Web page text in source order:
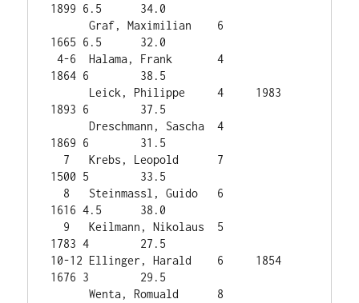
1899 6.5      34.0
      Graf, Maximilian    6
1665 6.5      32.0
4-6  Halama, Frank       4
1864 6        38.5
1893 6        37.5
      Dreschmann, Sascha  4
1869 6        31.5
1500 5        33.5
1616 4.5      38.0
1783 4        27.5
10-12 Ellinger, Harald    6     1854
1676 3        29.5
      Wenta, Romuald      8